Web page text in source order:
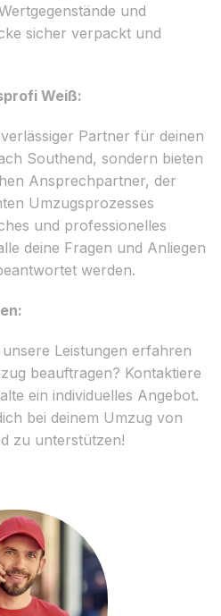
und
sicher verpackt und
Weiß:
Partner für deinen
Southend, sondern bieten
Ansprechpartner, der
Umzugsprozesses
und professionelles
deine Fragen und Anliegen
werden.
Leistungen erfahren
beauftragen? Kontaktiere
ein individuelles Angebot.
bei deinem Umzug von
zu unterstützen!